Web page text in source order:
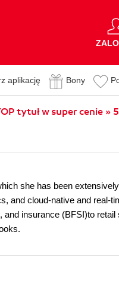
aplikację Bony
tytuł w super cenie »
she has been extensively
and cloud-native and real-
insurance (BFSI)to retail